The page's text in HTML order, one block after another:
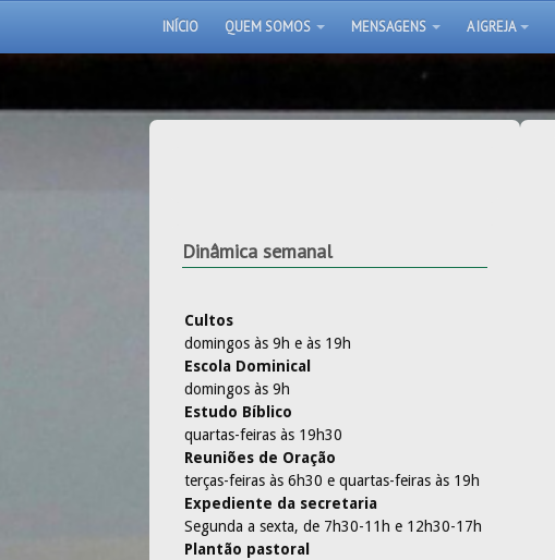
INÍCIO QUEM SOMOS MENSAGENS A IGREJA
Dinâmica semanal
Cultos
domingos às 9h e às 19h
Escola Dominical
domingos às 9h
Estudo Bíblico
quartas-feiras às 19h30
Reuniões de Oração
terças-feiras às 6h30 e quartas-feiras às 19h
Expediente da secretaria
Segunda a sexta, de 7h30-11h e 12h30-17h
Plantão pastoral